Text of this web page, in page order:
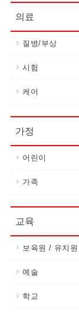
의료
질병/부상
시험
케어
가정
어린이
가족
교육
보육원 / 유치원
예술
학교